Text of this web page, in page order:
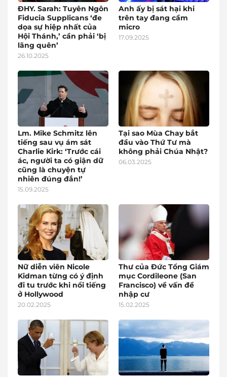
ĐHY. Sarah: Tuyên Ngôn
Fiducia Supplicans ‘đe
dọa sự hiệp nhất của
Hội Thánh,’ cần phải ‘bị
lãng quên’
26.10.2025
Anh ấy bị sát hại khi
trên tay đang cầm
micro
17.09.2025
Lm. Mike Schmitz lên
tiếng sau vụ ám sát
Charlie Kirk: ‘Trước cái
ác, người ta có giận dữ
cũng là chuyện tự
nhiên đúng đắn!’
15.09.2025
Tại sao Mùa Chay bắt
đầu vào Thứ Tư mà
không phải Chúa Nhật?
06.03.2025
Nữ diễn viên Nicole
Kidman từng có ý định
đi tu trước khi nổi tiếng
ở Hollywood
20.02.2025
Thư của Đức Tổng Giám
mục Cordileone (San
Francisco) về vấn đề
nhập cư
15.02.2025